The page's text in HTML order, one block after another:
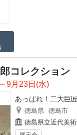
コレクション
9月23日(水)
あっぱれ！二大巨
徳島県 徳島市
徳島県立近代美